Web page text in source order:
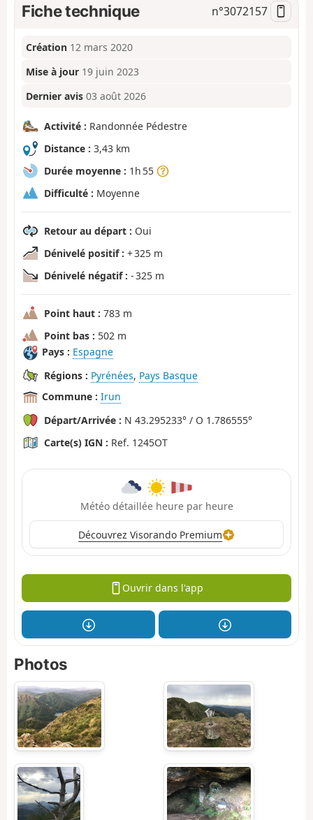
Fiche technique n°3072157
Création 12 mars 2020
Mise à jour 19 juin 2023
Dernier avis 03 août 2026
Activité : Randonnée Pédestre
Distance : 3,43 km
Durée moyenne : 1h 55
Difficulté : Moyenne
Retour au départ : Oui
Dénivelé positif : + 325 m
Dénivelé négatif : - 325 m
Point haut : 783 m
Point bas : 502 m
Pays : Espagne
Régions : Pyrénées, Pays Basque
Commune : Irun
Départ/Arrivée : N 43.295233° / O 1.786555°
Carte(s) IGN : Ref. 1245OT
Météo détaillée heure par heure
Découvrez Visorando Premium
Ouvrir dans l'app
Photos